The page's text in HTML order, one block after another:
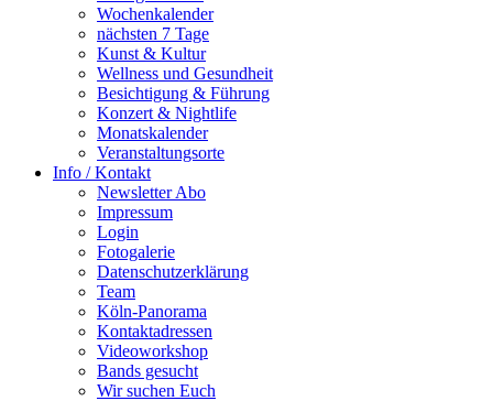
Wochenkalender
nächsten 7 Tage
Kunst & Kultur
Wellness und Gesundheit
Besichtigung & Führung
Konzert & Nightlife
Monatskalender
Veranstaltungsorte
Info / Kontakt
Newsletter Abo
Impressum
Login
Fotogalerie
Datenschutzerklärung
Team
Köln-Panorama
Kontaktadressen
Videoworkshop
Bands gesucht
Wir suchen Euch